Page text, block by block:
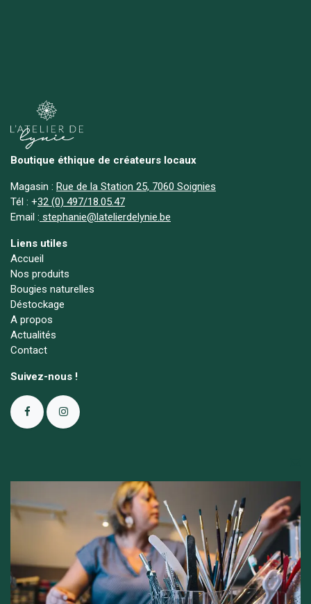
Boutique éthique de créateurs locaux
Magasin : Rue de la Station 25, 7060 Soignies
Tél : +32 (0) 497/18.05.47
Email : stephanie@latelierdelynie.be
Liens utiles
Accueil
Nos produits
Bougies naturelles
Déstockage
A propos
Actualités
Contact
Suivez-nous !